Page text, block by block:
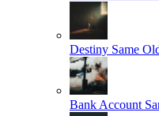
Destiny Same
Bank Account